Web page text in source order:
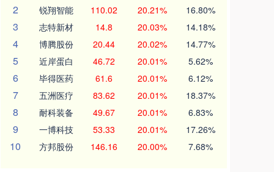
2 锐翔智能 110.02 20.21% 16.80%
3 志特新材 14.8 20.03% 14.18%
4 博腾股份 20.44 20.02% 14.77%
5 近岸蛋白 46.72 20.01% 5.62%
6 毕得医药 61.6 20.01% 6.12%
7 五洲医疗 83.62 20.01% 18.37%
8 耐科装备 49.67 20.01% 6.83%
9 一博科技 53.33 20.01% 17.26%
10 方邦股份 146.16 20.00% 7.68%